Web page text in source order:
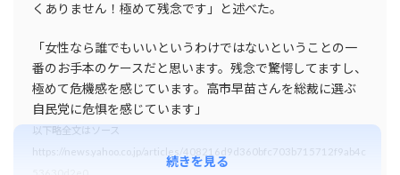
くありません！極めて残念です」と述べた。
「女性なら誰でもいいというわけではないということの一
番のお手本のケースだと思います。残念で驚愕してますし、
極めて危機感を感じています。高市早苗さんを総裁に選ぶ
自民党に危惧を感じています」
以下略全文はソース
https://news.yahoo.co.jp/articles/408216d9d360bfc703b715712f9ab4c
続きを見る